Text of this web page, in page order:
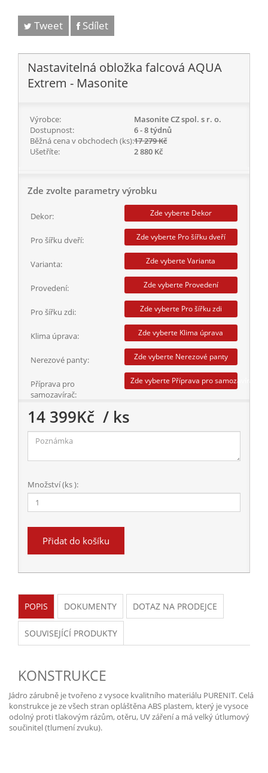
Tweet Sdílet
Nastavitelná obložka falcová AQUA
Extrem - Masonite
Výrobce:
Masonite CZ spol. s r. o.
Dostupnost:
6 - 8 týdnů
Běžná cena v obchodech (ks):17 279 Kč
Ušetříte:
2 880 Kč
Zde zvolte parametry výrobku
Dekor: Zde vyberte Dekor
Pro šířku dveří: Zde vyberte Pro šířku dveří
Varianta: Zde vyberte Varianta
Provedení: Zde vyberte Provedení
Pro šířku zdi: Zde vyberte Pro šířku zdi
Klima úprava: Zde vyberte Klima úprava
Nerezové panty: Zde vyberte Nerezové panty
Příprava pro
samozavírač:
Zde vyberte Příprava pro samozavírač
14 399Kč / ks
Množství (ks ):
Přidat do košíku
POPIS DOKUMENTY DOTAZ NA PRODEJCE
SOUVISEJÍCÍ PRODUKTY
KONSTRUKCE
Jádro zárubně je tvořeno z vysoce kvalitního materiálu PURENIT. Celá
konstrukce je ze všech stran opláštěna ABS plastem, který je vysoce
odolný proti tlakovým rázům, otěru, UV záření a má velký útlumový
součinitel (tlumení zvuku).